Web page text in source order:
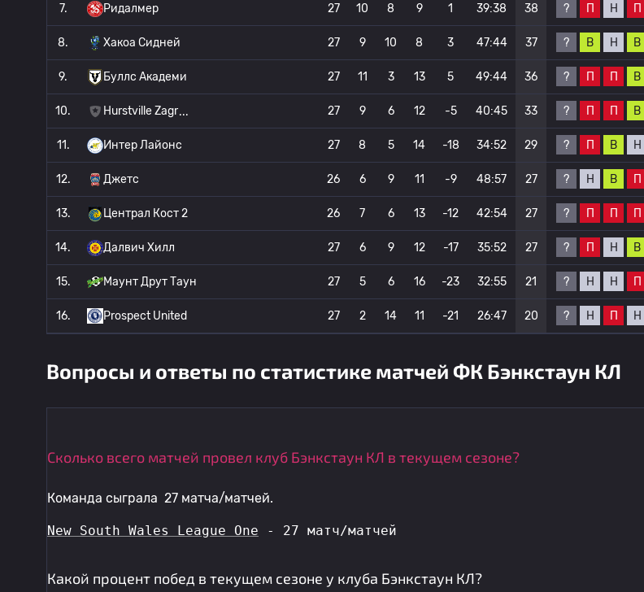
7. Ридалмер 27 10 8 9 1 39:38 38 ? П Н П
8. Хакоа Сидней 27 9 10 8 3 47:44 37 ? В Н В
9. Буллс Академи 27 11 3 13 5 49:44 36 ? П П В
10. Hurstville Zagr 27 9 6 12 -5 40:45 33 ? П П В
11. Интер Лайонс 27 8 5 14 -18 34:52 29 ? П В Н
12. Джетс 26 6 9 11 -9 48:57 27 ? Н В П
13. Централ Кост 2 26 7 6 13 -12 42:54 27 ? П П П
14. Далвич Хилл 27 6 9 12 -17 35:52 27 ? П Н В
15. Маунт Друт Таун 27 5 6 16 -23 32:55 21 ? Н Н П
16. Prospect United 27 2 14 11 -21 26:47 20 ? Н П Н
Вопросы и ответы по статистике матчей ФК Бэнкстаун КЛ
Сколько всего матчей провел клуб Бэнкстаун КЛ в текущем сезоне?
Команда сыграла 27 матча/матчей.
New South Wales League One - 27 матч/матчей
Какой процент побед в текущем сезоне у клуба Бэнкстаун КЛ?